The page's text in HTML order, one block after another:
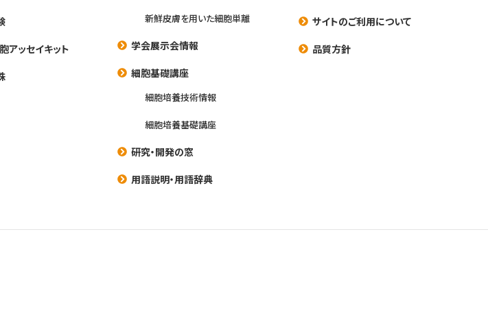
アッセイキット
新鮮皮膚を用いた細胞単離
学会展示会情報
細胞基礎講座
細胞培養技術情報
細胞培養基礎講座
研究・開発の窓
用語説明・用語辞典
サイトのご利用について
品質方針